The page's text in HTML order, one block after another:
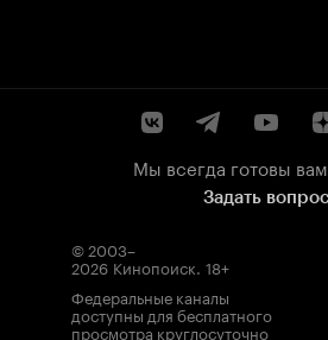
Мы всегда готовы
Задать вопрос
© 2003–
2026 Кинопоиск. 18+
Федеральные каналы
доступны для бесплатного
просмотра круглосуточно